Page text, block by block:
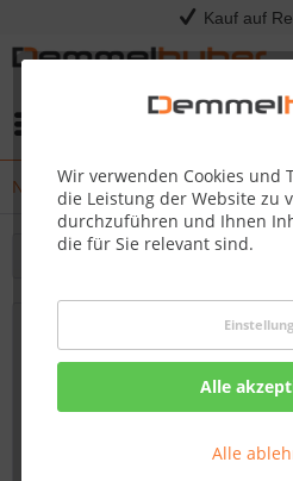
Kauf auf
Wir verwenden Cookies und
die Leistung der Website zu
durchzuführen und Ihnen
die für Sie relevant sind.
Alle
Alle
News
Filtern
HERBSTAKTION -
Ausstellungsware!
12.10.19 11:40